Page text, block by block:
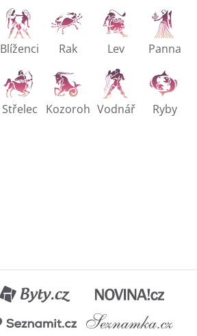
Blíženci Rak Lev Panna
Střelec Kozoroh Vodnář Ryby